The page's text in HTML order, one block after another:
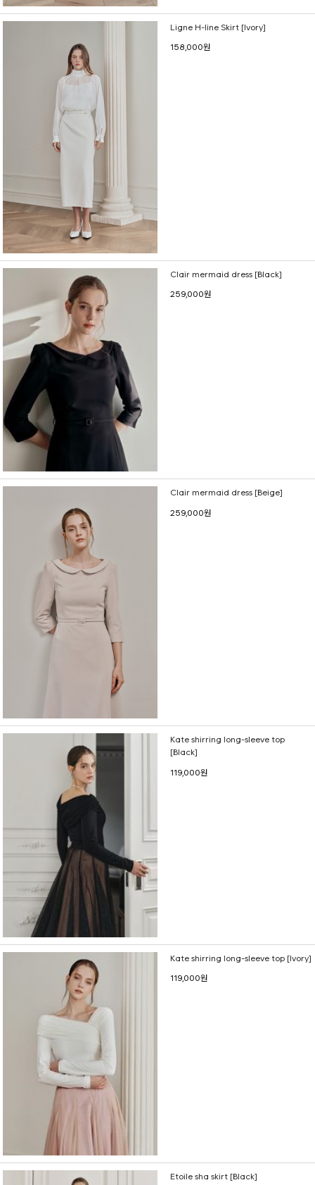
Ligne H-line Skirt [Ivory]
158,000원
Clair mermaid dress [Black]
259,000원
Clair mermaid dress [Beige]
259,000원
Kate shirring long-sleeve top
[Black]
119,000원
Kate shirring long-sleeve top [Ivory]
119,000원
Etoile sha skirt [Black]